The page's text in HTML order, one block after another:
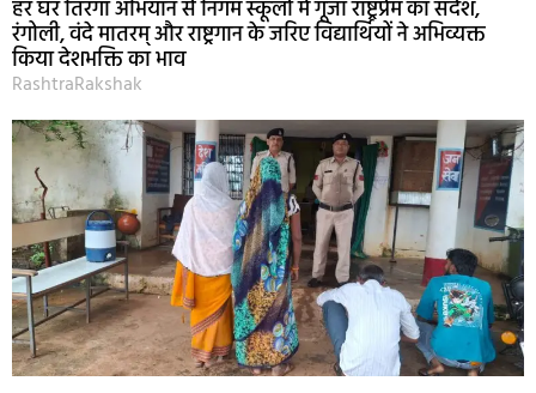
हर घर तिरंगा अभियान से निगम स्कूलों में गूंजा राष्ट्रप्रेम का संदेश,
रंगोली, वंदे मातरम् और राष्ट्रगान के जरिए विद्यार्थियों ने अभिव्यक्त
किया देशभक्ति का भाव
RashtraRakshak